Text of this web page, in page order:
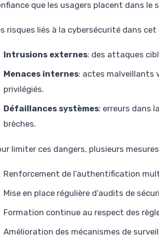
que les usagers placent dans le
risques liés à la cybersécurité dans
Intrusions externes: des attaques
Menaces internes: actes malveillants
privilégiés.
Défaillances systèmes: erreurs dans
brèches.
limiter ces dangers, plusieurs
Renforcement de l’authentification
Mise en place régulière d’audits de
Formation continue au respect des
Amélioration des mécanismes de